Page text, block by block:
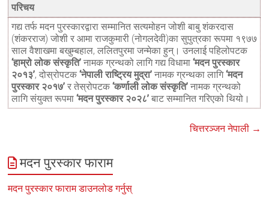
परिचय
गद्य तर्फ मदन पुरस्कारद्वारा सम्मानित सत्यमोहन जोशी बाबु शंकरदास
(शंकरराज) जोशी र आमा राजकुमारी (नोगलदेवी)का सुपुत्रका रूपमा १९७७
साल वैशाखमा बखुम्बहाल, ललितपुरमा जन्मेका हुन्। उनलाई पहिलोपटक
‘हाम्रो लोक संस्कृति’ नामक ग्रन्थको लागि गद्य विधामा‘मदन पुरस्कार
२०१३’, दोस्रोपटक‘नेपाली राष्ट्रिय मुद्रा’ नामक ग्रन्थका लागि‘मदन
पुरस्कार २०१७’ र तेस्रोपटक‘कर्णाली लोक संस्कृति’ नामक ग्रन्थको
लागि संयुक्त रूपमा‘मदन पुरस्कार २०२८’ बाट सम्मानित गरिएको थियो।
चित्तरञ्जन नेपाली →
मदन पुरस्कार फाराम
मदन पुरस्कार फाराम डाउनलोड गर्नुस्